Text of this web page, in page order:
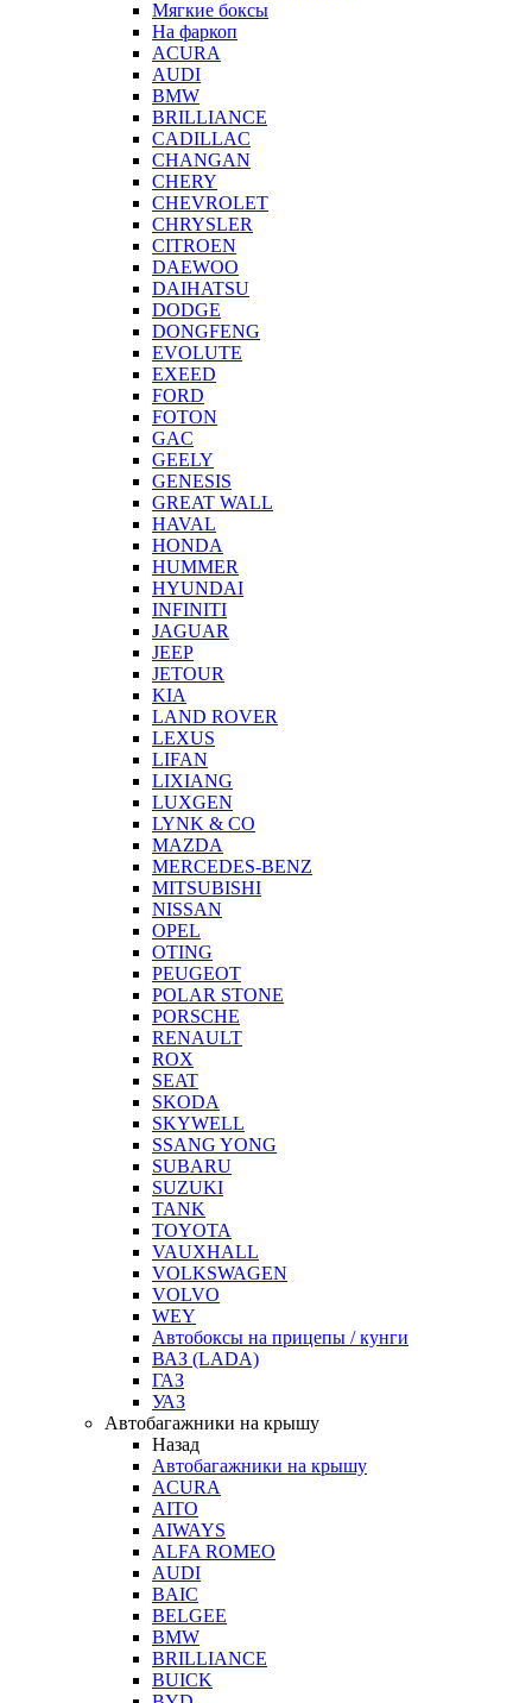
Мягкие боксы
На фаркоп
ACURA
AUDI
BMW
BRILLIANCE
CADILLAC
CHANGAN
CHERY
CHEVROLET
CHRYSLER
CITROEN
DAEWOO
DAIHATSU
DODGE
DONGFENG
EVOLUTE
EXEED
FORD
FOTON
GAC
GEELY
GENESIS
GREAT WALL
HAVAL
HONDA
HUMMER
HYUNDAI
INFINITI
JAGUAR
JEEP
JETOUR
KIA
LAND ROVER
LEXUS
LIFAN
LIXIANG
LUXGEN
LYNK & CO
MAZDA
MERCEDES-BENZ
MITSUBISHI
NISSAN
OPEL
OTING
PEUGEOT
POLAR STONE
PORSCHE
RENAULT
ROX
SEAT
SKODA
SKYWELL
SSANG YONG
SUBARU
SUZUKI
TANK
TOYOTA
VAUXHALL
VOLKSWAGEN
VOLVO
WEY
Автобоксы на прицепы / кунги
ВАЗ (LADA)
ГАЗ
УАЗ
Автобагажники на крышу
Назад
Автобагажники на крышу
ACURA
AITO
AIWAYS
ALFA ROMEO
AUDI
BAIC
BELGEE
BMW
BRILLIANCE
BUICK